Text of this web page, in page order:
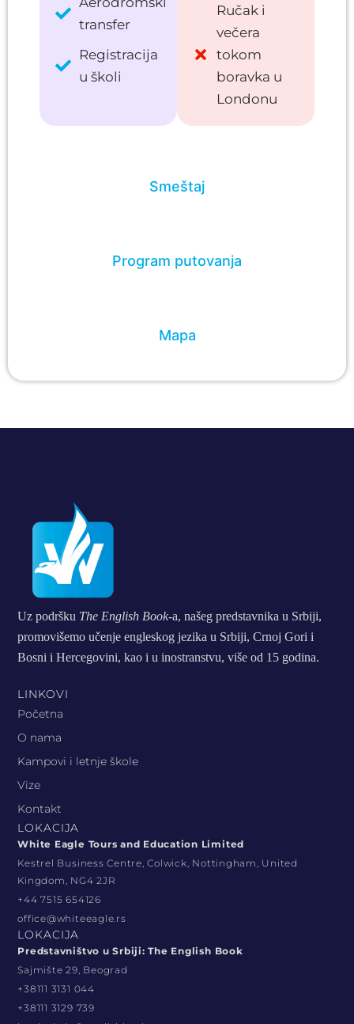
Smeštaj
Program putovanja
Mapa
transfer
Registracija
u školi
Ručak i
večera
tokom
boravka u
Londonu
Uz podršku The English Book-a, našeg predstavnika u Srbiji,
promovišemo učenje engleskog jezika u Srbiji, Crnoj Gori i
Bosni i Hercegovini, kao i u inostranstvu, više od 15 godina.
LINKOVI
Početna
O nama
Kampovi i letnje škole
Vize
Kontakt
LOKACIJA
White Eagle Tours and Education Limited
Kestrel Business Centre, Colwick, Nottingham, United
Kingdom, NG4 2JR
+44 7515 654126
office@whiteeagle.rs
LOKACIJA
Predstavništvo u Srbiji: The English Book
Sajmište 29, Beograd
+38111 3131 044
+38111 3129 739